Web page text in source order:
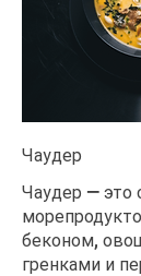
Чаудер
Чаудер — это
беконом,
гренками и